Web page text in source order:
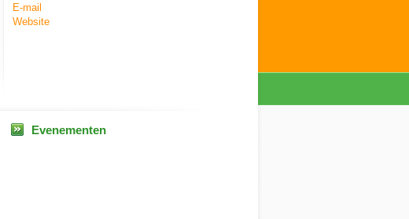
E-mail
Website
Evenementen